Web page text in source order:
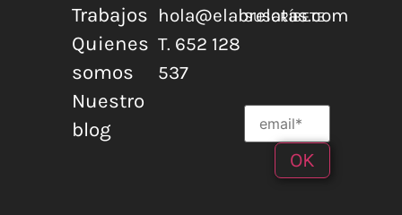
Trabajos
Quienes
somos
Nuestro
blog
hola@elabrelatas.com
T. 652 128
537
SUSCRÍBETE